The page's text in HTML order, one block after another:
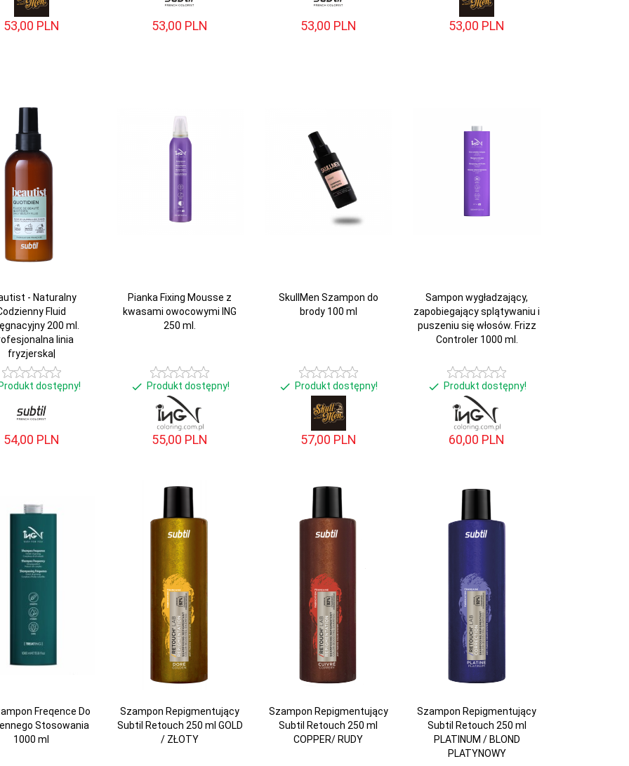
53,00 PLN 53,00 PLN 53,00 PLN 53,00 PLN
- Naturalny
Fluid
200 ml.
linia
fryzjerska|
Produkt dostępny!
54,00 PLN
Pianka Fixing Mousse z
kwasami owocowymi ING
250 ml.
Produkt dostępny!
55,00 PLN
SkullMen Szampon do
brody 100 ml
Produkt dostępny!
57,00 PLN
Sampon wygładzający,
zapobiegający splątywaniu i
puszeniu się włosów. Frizz
Controler 1000 ml.
Produkt dostępny!
60,00 PLN
Freqence Do
Stosowania
1000 ml
Szampon Repigmentujący
Subtil Retouch 250 ml GOLD
/ ZŁOTY
Szampon Repigmentujący
Subtil Retouch 250 ml
COPPER/ RUDY
Szampon Repigmentujący
Subtil Retouch 250 ml
PLATINUM / BLOND
PLATYNOWY